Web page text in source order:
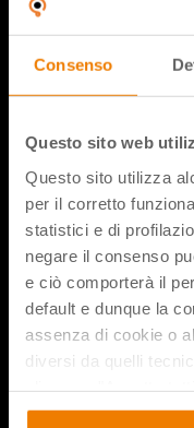
Consenso
Questo sito web
Questo sito utilizza
per il corretto
statistici e di
negare il consenso
e ciò comporterà il
default e dunque la
assenza di cookie o
diversi da quelli
autonomamente
casa, garantendo la
CampuStore Academy
dell’istruzione per la
suS.O.F.I.A. con
certificato. Ai
inviato anche
consentiti dalla legge.
Puoi approfondire i